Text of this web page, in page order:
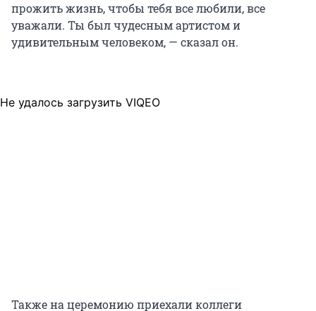
прожить жизнь, чтобы тебя все любили, все
уважали. Ты был чудесным артистом и
удивительным человеком, — сказал он.
Не удалось загрузить VIQEO
Также на церемонию приехали коллеги